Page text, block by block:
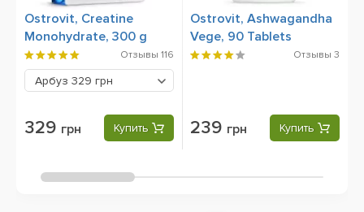
Ostrovit, Creatine
Monohydrate, 300 g
Отзывы 116
Арбуз 329 грн
329 грн Купить
Ostrovit, Ashwagandha
Vege, 90 Tablets
Отзывы 3
239 грн Купить